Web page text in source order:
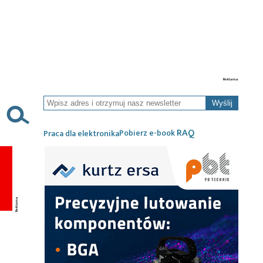
Wyślij
Praca dla elektronikaPobierz e-bookRAQ